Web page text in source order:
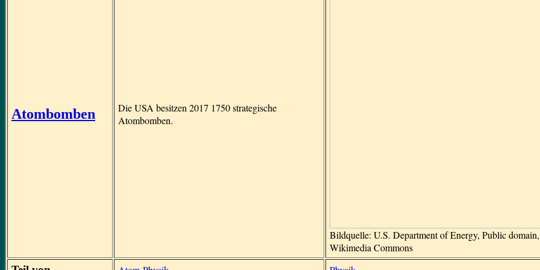
Atombomben
Die USA besitzen 2017 1750 strategische
Atombomben.
Bildquelle: U.S. Department of Energy, Public
Wikimedia Commons